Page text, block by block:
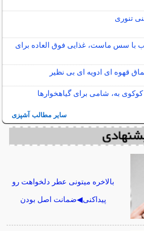
تنوری
با سس ماست، غذایی فوق العاده برای
قهوه ای ادویه ای بی نظیر
به، شامی برای گیاهخوارها
سایر مطالب آشپزی
بالاخره میتونی عطر دلخواهت رو
پیداکنی◀ضمانت اصل بودن